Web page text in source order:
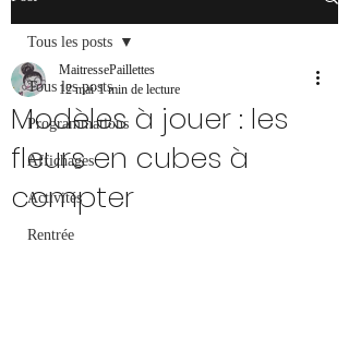
Tous les posts
Programmations
Affichages
Activités
Rentrée
Tous les posts
Modèles à jouer : les
fleurs en cubes à
compter
MaitressePaillettes
12 mai 1 min de lecture